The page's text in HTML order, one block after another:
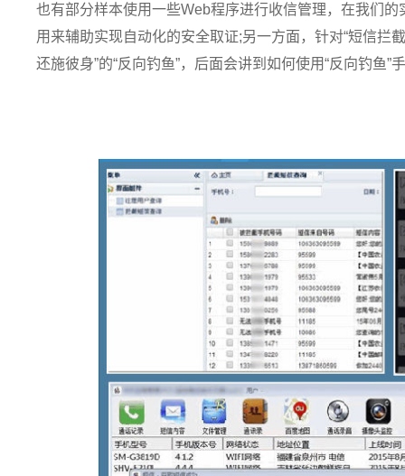
也有部分样本使用一些Web程序进行收信管理，在我们
用来辅助实现自动化的安全取证;另一方面，针对“短信拦
还施彼身”的“反向钓鱼”，后面会讲到如何使用“反向钓鱼”